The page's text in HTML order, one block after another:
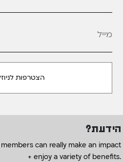
הידעת?
can really make an impact
+ enjoy a variety of benefits.